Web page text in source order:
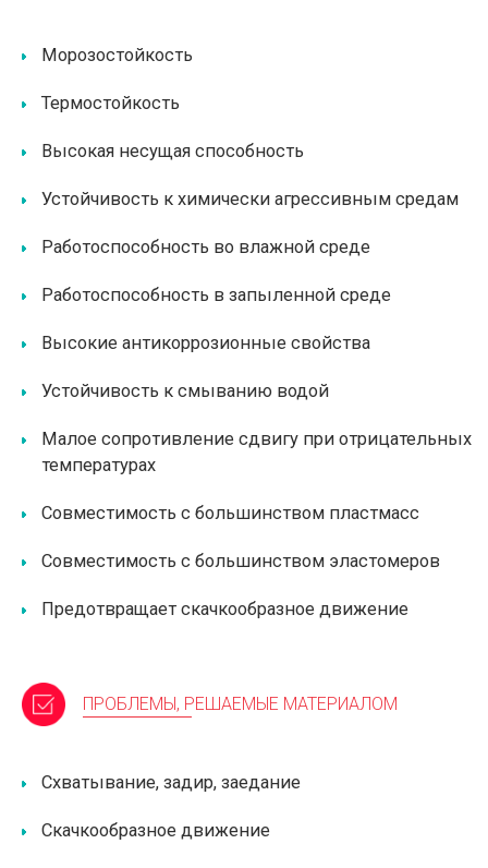
Морозостойкость
Термостойкость
Высокая несущая способность
Устойчивость к химически агрессивным средам
Работоспособность во влажной среде
Работоспособность в запыленной среде
Высокие антикоррозионные свойства
Устойчивость к смыванию водой
Малое сопротивление сдвигу при отрицательных
температурах
Совместимость с большинством пластмасс
Совместимость с большинством эластомеров
Предотвращает скачкообразное движение
ПРОБЛЕМЫ, РЕШАЕМЫЕ МАТЕРИАЛОМ
Схватывание, задир, заедание
Скачкообразное движение